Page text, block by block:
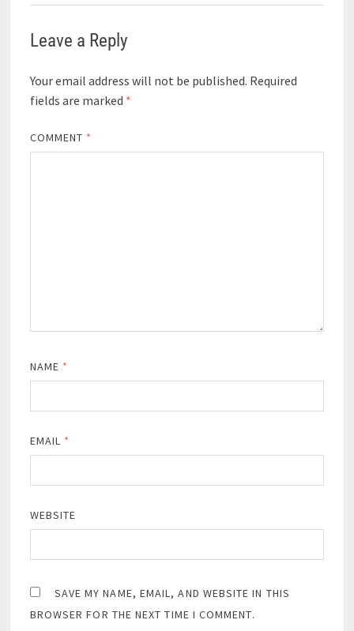
Leave a Reply
Your email address will not be published. Required
fields are marked *
COMMENT *
NAME *
EMAIL *
WEBSITE
SAVE MY NAME, EMAIL, AND WEBSITE IN THIS
BROWSER FOR THE NEXT TIME I COMMENT.